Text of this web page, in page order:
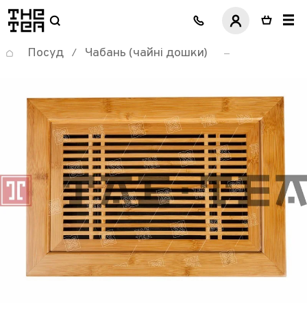
логотип
Посуд / Чабань (чайні дошки)